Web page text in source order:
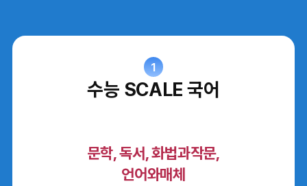
1
수능 SCALE 국어
문학, 독서, 화법과작문,
언어와매체